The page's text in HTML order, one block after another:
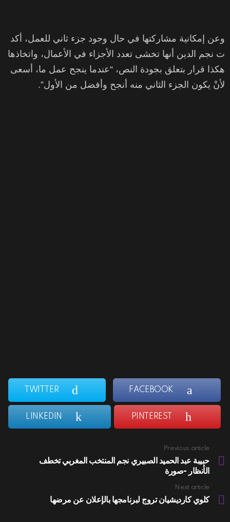
وعن إمكانية مشاركتها في حال وجود جزء ثاني للعمل، أكد
ت نجم الدين أنها تخشى تعدد الأجزاء في الأعمال، واتخاذها
هكذا قرار بتعلق بجودة النص، “عندما ينجح عمل ما، أسعى
لأنْ يكون الجزء الثاني منه أنجح وأفضل من الأول”.
FACEBOOK
TWITTER
PINTEREST
LINKEDIN
more
Previous article
حبيبة عبد الحميد الصبيري نجم المنتخب المغربي تخطف
الأنظار -صورة
Next article
كلوي كارديشيان تروج لبرنامجها بالإعلان عن مرضها